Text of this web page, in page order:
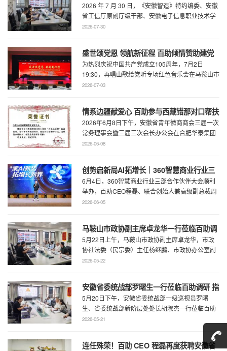
厅级干部、安徽电子信息职业技术学院原党
委书记石象斌莅临百助考察交流
2026 年 7 月 30 日，《安徽智造》特约编委、安徽
省工信厅原副厅级干部、安徽电子信息职业技术学
院原党委书记石象斌莅临百助考 ...
2026-07-30
盛世颂党恩 领航新征程 百助倾情赞助建党
105周年文艺展演
为热烈庆祝中国共产党成立105周年，7月2日
19:30，再唱山歌给党听专场红色音乐会在马鞍山市
工人文化宫职工剧场精彩上演。本场音乐会由 ...
2026-07-03
情系边疆献爱心 百助参与西藏错那对口帮扶
行动
2026年6月8日下午，安徽省青年徽商商会三届一次
常务理事会暨三届三次会长办公会在合肥华泰集团
召开。...
2026-06-08
创势启新局AI拓增长｜360智慧商业行业三
部合作伙伴大会圆满召开
6月4日，360智慧商业行业三部合作伙伴大会顺利
举办，百助CEO程磊、联合创始人兼高级副总裁周
慧受邀参会，与360集团副总裁黄剑及行业各合作
2026-06-05
马鞍山市政协副主席卓龙华一行莅临百助调
研指导工作
5月22日上午，马鞍山市政协副主席卓龙华，市政
协社法委（民宗委）主任杨继鹏、市政协办公室副
主任何慧、市政协专委会综合五科副科长 ...
2026-05-22
安徽省委统战部罗曙生一行莅临百助调研 指
导新阶层人士工作
5月20日下午，安徽省委统战部一级巡视员罗曙
生、省委统战部新阶层处处长胡淑杰一行莅临百助
走访调研，马鞍山市委统战部副部长王林陪 ...
2026-05-21
连任殊荣！百助 CEO 程磊再度获聘安徽省